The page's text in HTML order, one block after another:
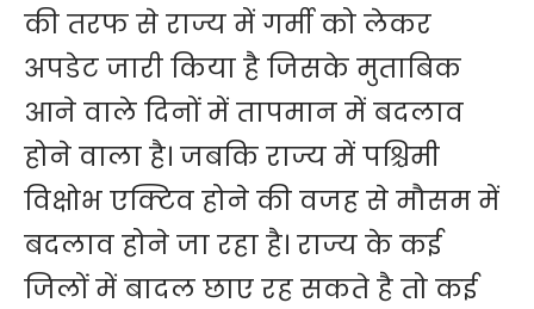
की तरफ से राज्य में गर्मी को लेकर
अपडेट जारी किया है जिसके मुताबिक
आने वाले दिनों में तापमान में बदलाव
होने वाला है। जबकि राज्य में पश्चिमी
विक्षोभ एक्टिव होने की वजह से मौसम में
बदलाव होने जा रहा है। राज्य के कई
जिलों में बादल छाए रह सकते है तो कई